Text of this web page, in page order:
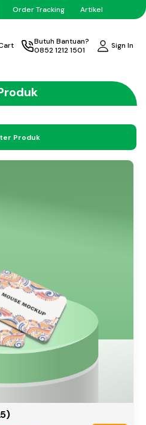
Order Tracking Artikel
Butuh Bantuan?
0852 1212 1501
Sign In
Produk